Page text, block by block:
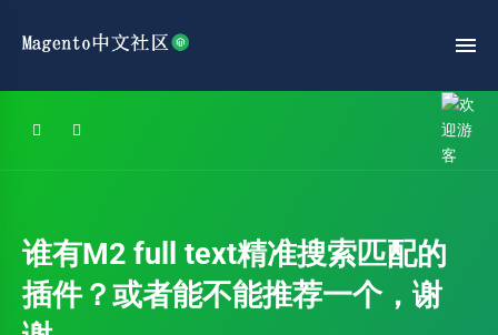
谁有M2 full text精准搜索匹配的
插件？或者能不能推荐一个，谢